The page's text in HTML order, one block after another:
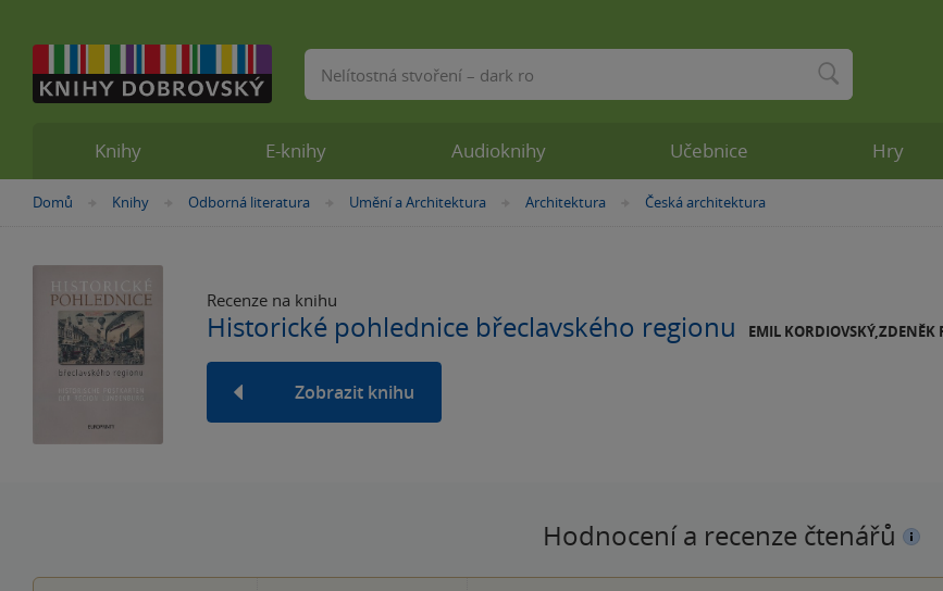
Nacházíte
Domů »
Knihy »
Odborná literatura »
Umění a Architektura »Architektura »
Česká architektura
Recenze na knihu
Historické pohlednice břeclavského regionu EMIL KORDIOVSKÝ,ZDENĚK
Zobrazit knihu
Hodnocení a recenze čtenářů
Knihy E-knihy Audioknihy Učebnice Hry
Vyhledávání